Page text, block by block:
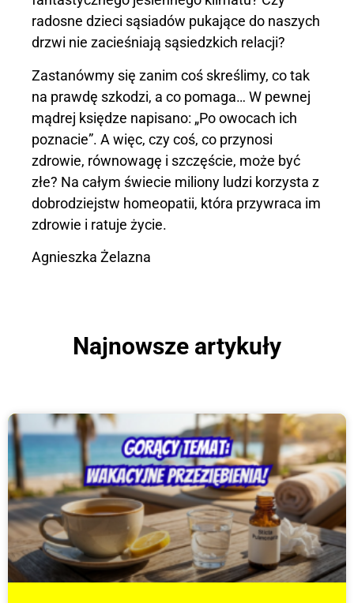
radosne dzieci sąsiadów pukające do naszych
drzwi nie zacieśniają sąsiedzkich relacji?
Zastanówmy się zanim coś skreślimy, co tak
na prawdę szkodzi, a co pomaga… W pewnej
mądrej księdze napisano: „Po owocach ich
poznacie”. A więc, czy coś, co przynosi
zdrowie, równowagę i szczęście, może być
złe? Na całym świecie miliony ludzi korzysta z
dobrodziejstw homeopatii, która przywraca im
zdrowie i ratuje życie.
Agnieszka Żelazna
Najnowsze artykuły